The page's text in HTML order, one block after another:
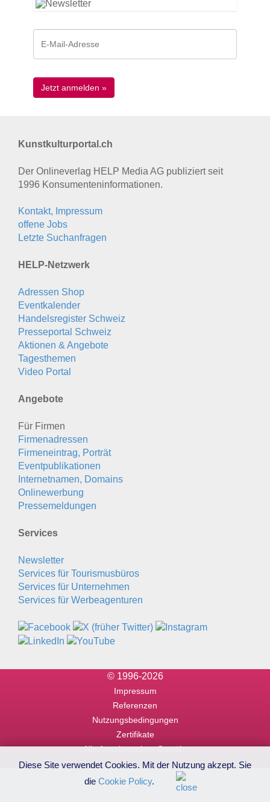
Kunstkulturportal.ch
Der Onlineverlag HELP Media AG publiziert seit
1996 Konsumenten­informationen.
Kontakt, Impressum
offene Jobs
Letzte Suchanfragen
HELP-Netzwerk
Adressen Shop
Eventkalender
Handelsregister Schweiz
Presseportal Schweiz
Aktionen & Angebote
Tagesthemen
Video Portal
Angebote
Für Firmen
Firmenadressen
Firmeneintrag, Porträt
Eventpublikationen
Internetnamen, Domains
Onlinewerbung
Pressemeldungen
Services
Newsletter
Services für Tourismusbüros
Services für Unternehmen
Services für Werbeagenturen
© 1996-2026
Impressum
Referenzen
Nutzungsbedingungen
Zertifikate
Alle Angaben ohne Gewähr
Diese Site verwendet Cookies. Mit der Nutzung akzept. Sie
die Cookie Policy.